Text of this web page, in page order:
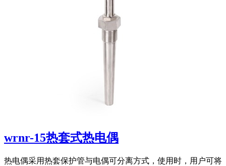
wrnr-15热套式热电偶
热电偶采用热套保护管与电偶可分离方式，使用时，用户可将